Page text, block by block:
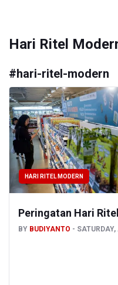
Hari Ritel
#hari-ritel-modern
HARI RITEL MODERN
Peringatan Hari
BY BUDIYANTO